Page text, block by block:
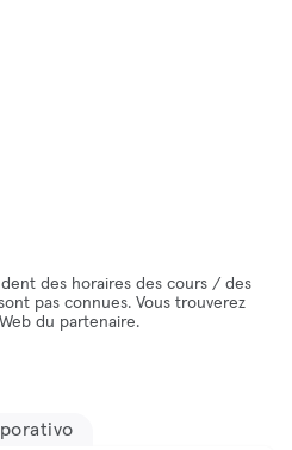
des horaires des cours / des
pas connues. Vous trouverez
du partenaire.